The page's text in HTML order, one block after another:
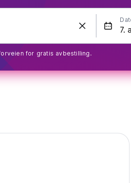
for gratis avbestilling.